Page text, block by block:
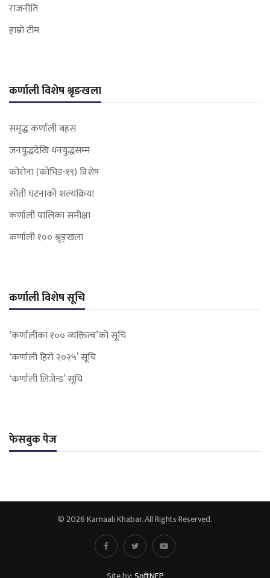
राजनीति
हाम्रो टीम
कर्णाली विशेष श्रृङखला
समृद्ध कर्णाली बहस
जनयुद्धदेखि धनयुद्धसम्म
कोरोना (कोभिड-१९) विशेष
सोती घटनाको शल्यक्रिया
कर्णाली पालिका समीक्षा
कर्णाली १०० श्रृङ्खला
कर्णाली विशेष सूचि
‘कर्णालीका १०० व्यक्तित्व’को सूचि
‘कर्णाली हिरो २०२५’ सूचि
‘कर्णाली लिजेन्ड’ सूचि
फेसबुक पेज
© 2026 Karnaali Khabar. All Rights Reserved.